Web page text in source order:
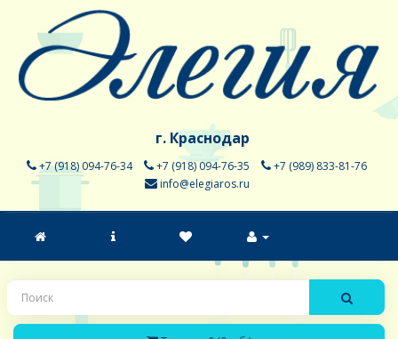
г. Краснодар
+7 (918) 094-76-34 +7 (918) 094-76-35
+7 (989) 833-81-76
info@elegiaros.ru